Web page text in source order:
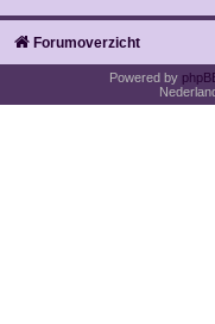
Forumoverzicht
Powered by